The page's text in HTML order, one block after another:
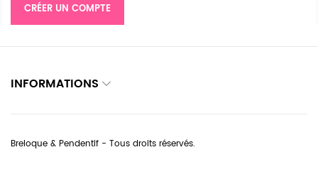
CRÉER UN COMPTE
INFORMATIONS
Breloque & Pendentif - Tous droits réservés.